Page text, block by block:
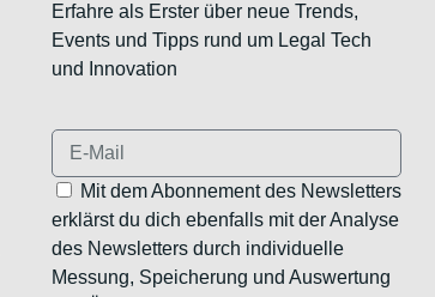
Erfahre als Erster über neue Trends,
Events und Tipps rund um Legal Tech
und Innovation
Mit dem Abonnement des Newsletters
erklärst du dich ebenfalls mit der Analyse
des Newsletters durch individuelle
Messung, Speicherung und Auswertung